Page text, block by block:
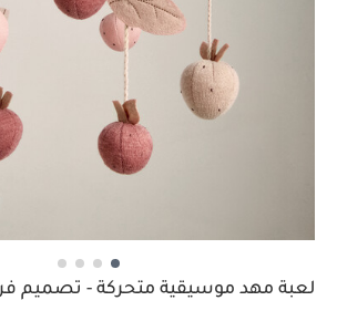
لعبة مهد موسيقية متحركة - تصميم